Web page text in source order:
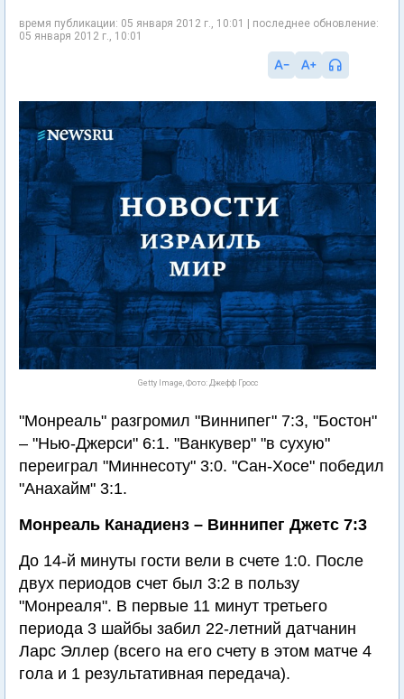
время публикации: 05 января 2012 г., 10:01 | последнее обновление:
05 января 2012 г., 10:01
Getty Image, Фото: Джефф Гросс
"Монреаль" разгромил "Виннипег" 7:3, "Бостон"
– "Нью-Джерси" 6:1. "Ванкувер" "в сухую"
переиграл "Миннесоту" 3:0. "Сан-Хосе" победил
"Анахайм" 3:1.
Монреаль Канадиенз – Виннипег Джетс 7:3
До 14-й минуты гости вели в счете 1:0. После
двух периодов счет был 3:2 в пользу
"Монреаля". В первые 11 минут третьего
периода 3 шайбы забил 22-летний датчанин
Ларс Эллер (всего на его счету в этом матче 4
гола и 1 результативная передача).